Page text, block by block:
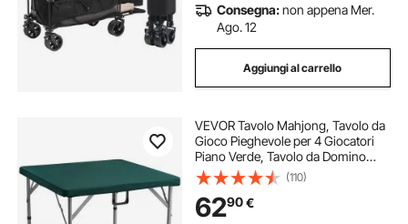
Consegna:non appena Mer.
Ago. 12
Aggiungi al carrello
VEVOR Tavolo Mahjong, Tavolo da
Gioco Pieghevole per 4 Giocatori
Piano Verde, Tavolo da Domino
Quadrato Pieghevole Portatile con
Maniglia per Trasporto per Feste da
Picnic Campeggio, 34 x 34 Pollici
(110)
6290€